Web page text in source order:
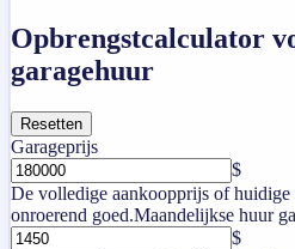
Opbrengstcalculator
garagehuur
Resetten
Garageprijs
$
De volledige aankoopprijs of huidige
onroerend goed.Maandelijkse huur
$